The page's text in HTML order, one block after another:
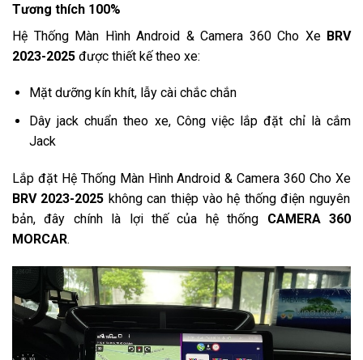
Tương thích 100%
Hệ Thống Màn Hình Android & Camera 360 Cho Xe BRV
2023-2025 được thiết kế theo xe:
Mặt dưỡng kín khít, lẫy cài chắc chắn
Dây jack chuẩn theo xe, Công việc lắp đặt chỉ là cắm
Jack
Lắp đặt Hệ Thống Màn Hình Android & Camera 360 Cho Xe
BRV 2023-2025 không can thiệp vào hệ thống điện nguyên
bản, đây chính là lợi thế của hệ thống CAMERA 360
MORCAR.